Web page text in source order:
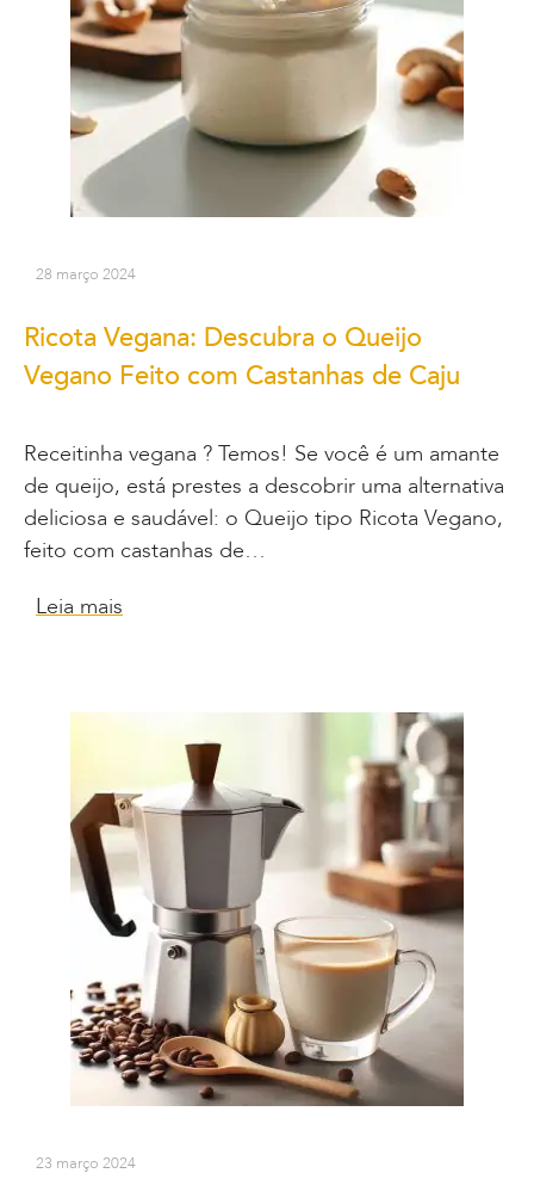
28 março 2024
Ricota Vegana: Descubra o Queijo
Vegano Feito com Castanhas de Caju
Receitinha vegana ? Temos! Se você é um amante
de queijo, está prestes a descobrir uma alternativa
deliciosa e saudável: o Queijo tipo Ricota Vegano,
feito com castanhas de…
Leia mais
23 março 2024